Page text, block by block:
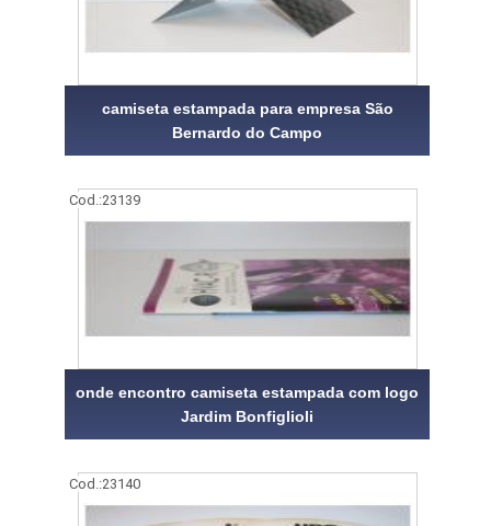
camiseta estampada para empresa São
Bernardo do Campo
Cod.:23139
onde encontro camiseta estampada com logo
Jardim Bonfiglioli
Cod.:23140